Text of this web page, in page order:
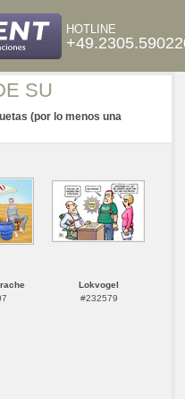
HOTLINE
SU
(por lo menos una
Lokvogel
#232579